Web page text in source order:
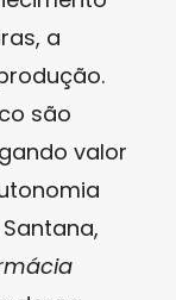
a
são
valor